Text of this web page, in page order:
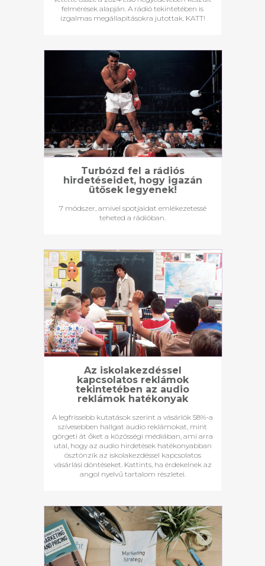
felmérések alapján. A rádió tekintetében is
izgalmas megállapításokra jutottak. KATT!
Turbózd fel a rádiós
hirdetéseidet, hogy igazán
ütősek legyenek!
7 módszer, amivel spotjaidat emlékezetessé
teheted a rádióban.
Az iskolakezdéssel
kapcsolatos reklámok
tekintetében az audio
reklámok hatékonyak
A legfrissebb kutatások szerint a vásárlók 58%-a
szívesebben hallgat audio reklámokat, mint
görgeti át őket a közösségi médiában, ami arra
utal, hogy az audio hirdetések hatékonyabban
ösztönzik az iskolakezdéssel kapcsolatos
vásárlási döntéseket. Kattints, ha érdekelnek az
angol nyelvű tartalom részletei.